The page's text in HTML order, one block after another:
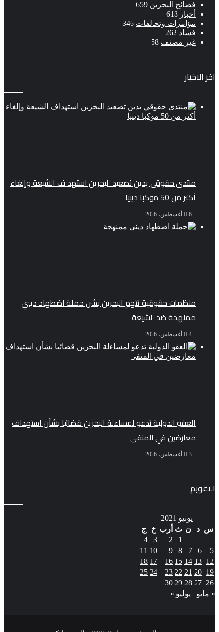
فضائح البحرين 659
أخبار 618
مؤامرات وتحالفات 346
فساد 262
غير مصنف 58
اخر الاخبار
منتدى حقوقي يدين تصعيد البحرين استهداف الشيعة وإلغاء
أكثر من 50 موكبا دينيا
6 أغسطس، 2026
منظمات حقوقية تتهم البحرين بشن حملة اضطهاد ديني
ممنهجة ضد الشيعة
4 أغسطس، 2026
العفو الدولية تدعو لمساءلة البحرين قضائيا بشأن استهداف
معارضين في المنفى
3 أغسطس، 2026
التقويم
يونيو 2021
س د ن ث أرب خ
ج
1
2
3
4
5
6
7
8
9
10
11
12
13
14
15
16
17
18
19
20
21
22
23
24
25
26
27
28
29
30
« مايو
يوليو »